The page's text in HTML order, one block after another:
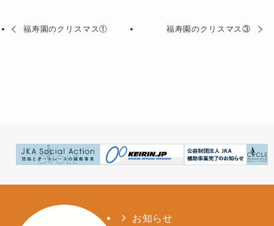
福寿園のクリスマス① 福寿園のクリスマス③
お知らせ